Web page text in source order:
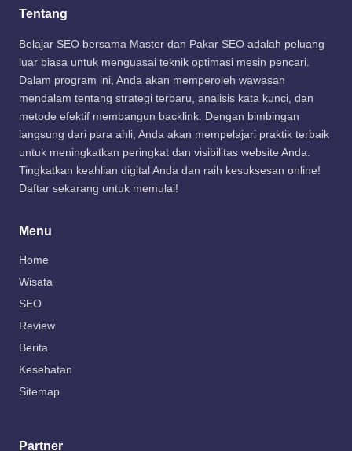
Tentang
Belajar SEO bersama Master dan Pakar SEO adalah peluang
luar biasa untuk menguasai teknik optimasi mesin pencari.
Dalam program ini, Anda akan memperoleh wawasan
mendalam tentang strategi terbaru, analisis kata kunci, dan
metode efektif membangun backlink. Dengan bimbingan
langsung dari para ahli, Anda akan mempelajari praktik terbaik
untuk meningkatkan peringkat dan visibilitas website Anda.
Tingkatkan keahlian digital Anda dan raih kesuksesan online!
Daftar sekarang untuk memulai!
Menu
Home
Wisata
SEO
Review
Berita
Kesehatan
Sitemap
Partner